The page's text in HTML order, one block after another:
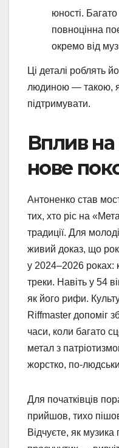
юності.
повноцінна
окремо від
Ці деталі роблять
людиною — такою,
підтримувати.
Вплив на
нове
Антоненко став
тих, хто ріс на
традиції. Для
живий доказ, що
у 2024–2026 роках:
треки. Навіть у 54
як його рифи.
Riffmaster допоміг
часи, коли багато
метал з
жорстко, по-
Для початківців
прийшов, тихо
Відчуєте, як